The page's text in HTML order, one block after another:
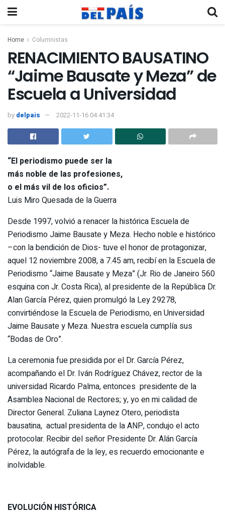
Home Columnistas
RENACIMIENTO BAUSATINO
“Jaime Bausate y Meza” de
Escuela a Universidad
by delpais 2022-11-16 04:41:34
“El periodismo puede ser la
más noble de las profesiones,
o el más vil de los oficios”.
Luis Miro Quesada de la Guerra
Desde 1997, volvió a renacer la histórica Escuela de
Periodismo Jaime Bausate y Meza. Hecho noble e histórico
–con la bendición de Dios- tuve el honor de protagonizar,
aquel 12 noviembre 2008, a 7.45 am, recibí en la Escuela de
Periodismo “Jaime Bausate y Meza” (Jr. Rio de Janeiro 560
esquina con Jr. Costa Rica), al presidente de la República Dr.
Alan García Pérez, quien promulgó la Ley 29278,
convirtiéndose la Escuela de Periodismo, en Universidad
Jaime Bausate y Meza. Nuestra escuela cumplía sus
“Bodas de Oro”.
La ceremonia fue presidida por el Dr. García Pérez,
acompañando el Dr. Iván Rodríguez Chávez, rector de la
universidad Ricardo Palma, entonces presidente de la
Asamblea Nacional de Rectores; y, yo en mi calidad de
Director General. Zuliana Laynez Otero, periodista
bausatina, actual presidenta de la ANP, condujo el acto
protocolar. Recibir del señor Presidente Dr. Alán García
Pérez, la autógrafa de la ley, es recuerdo emocionante e
inolvidable.
EVOLUCIÓN HISTÓRICA